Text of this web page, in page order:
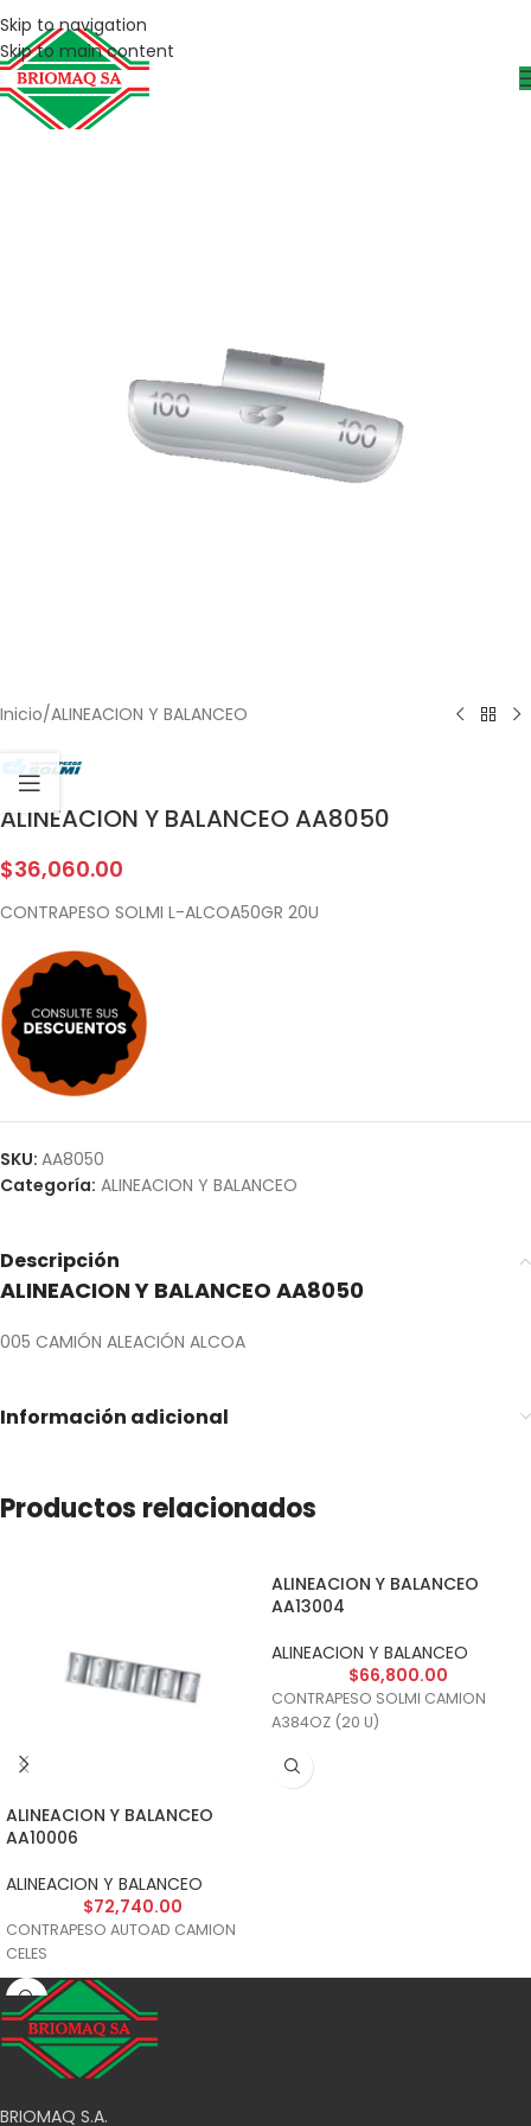
Skip to navigation
Skip to main content
Inicio/ALINEACION Y BALANCEO
ALINEACION Y BALANCEO AA8050
$36,060.00
CONTRAPESO SOLMI L-ALCOA50GR 20U
SKU: AA8050
Categoría: ALINEACION Y BALANCEO
Descripción
ALINEACION Y BALANCEO AA8050
005 CAMIÓN ALEACIÓN ALCOA
Información adicional
Productos relacionados
ALINEACION Y BALANCEO
AA10006
ALINEACION Y BALANCEO
$72,740.00
CONTRAPESO AUTOAD CAMION
CELES
ALINEACION Y BALANCEO
AA13004
ALINEACION Y BALANCEO
$66,800.00
CONTRAPESO SOLMI CAMION
A384OZ (20 U)
BRIOMAQ S.A.